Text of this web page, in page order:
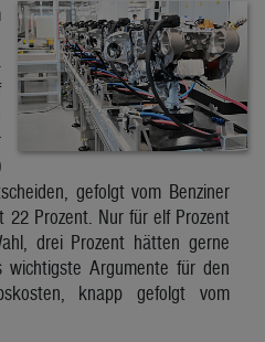
gefolgt vom Benziner
22 Prozent. Nur für elf Prozent
drei Prozent hätten gerne
wichtigste Argumente für den
knapp gefolgt vom